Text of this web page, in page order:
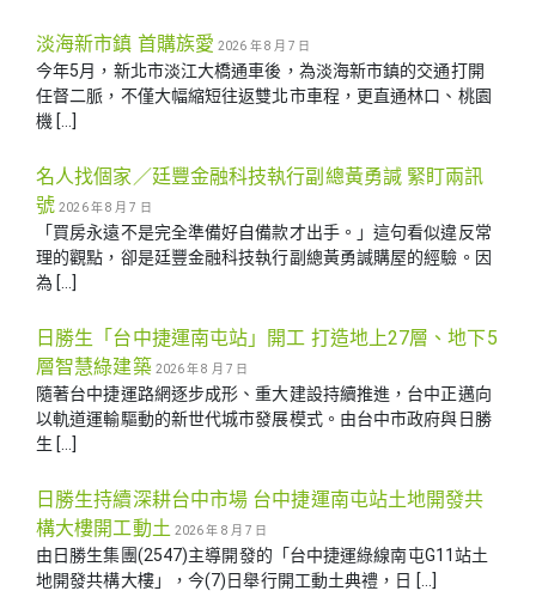
淡海新市鎮 首購族愛 2026 年 8 月 7 日
今年5月，新北市淡江大橋通車後，為淡海新市鎮的交通打開
任督二脈，不僅大幅縮短往返雙北市車程，更直通林口、桃園
機 […]
名人找個家／廷豐金融科技執行副總黃勇諴 緊盯兩訊
號 2026 年 8 月 7 日
「買房永遠不是完全準備好自備款才出手。」這句看似違反常
理的觀點，卻是廷豐金融科技執行副總黃勇諴購屋的經驗。因
為 […]
日勝生「台中捷運南屯站」開工 打造地上27層、地下5
層智慧綠建築 2026 年 8 月 7 日
隨著台中捷運路網逐步成形、重大建設持續推進，台中正邁向
以軌道運輸驅動的新世代城市發展模式。由台中市政府與日勝
生 […]
日勝生持續深耕台中市場 台中捷運南屯站土地開發共
構大樓開工動土 2026 年 8 月 7 日
由日勝生集團(2547)主導開發的「台中捷運綠線南屯G11站土
地開發共構大樓」，今(7)日舉行開工動土典禮，日 […]